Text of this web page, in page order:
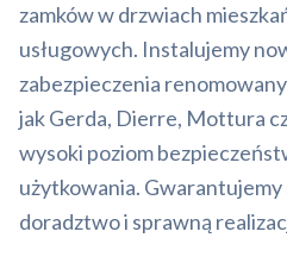
zamków w drzwiach
usługowych. Instalujemy
zabezpieczenia
jak Gerda, Dierre, Mottura
wysoki poziom
użytkowania.
doradztwo i sprawną